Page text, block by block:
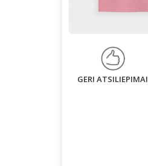
GERI ATSILIEPIMAI